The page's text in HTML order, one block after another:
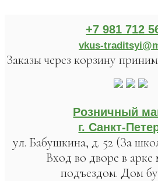
+7 981 712
vkus-
Заказы через корзину
Розничный
г. Санкт-
ул. Бабушкина, д. 52 (За
Вход во дворе в
подъездом. Дом